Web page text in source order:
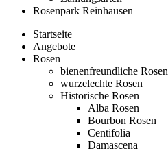
Rosenpark Reinhausen
Startseite
Angebote
Rosen
bienenfreundliche Rosen
wurzelechte Rosen
Historische Rosen
Alba Rosen
Bourbon Rosen
Centifolia
Damascena